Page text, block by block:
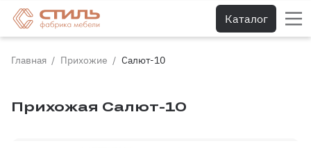
Каталог
Главная Прихожие Салют-10
Прихожая Салют-10